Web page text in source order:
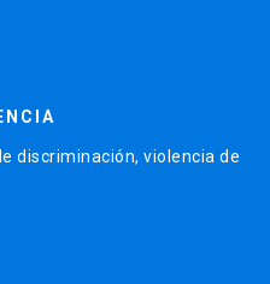
discriminación, violencia de